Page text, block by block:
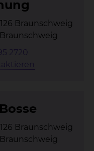
Braunschweig
Braunschweig
2720
Braunschweig
Braunschweig